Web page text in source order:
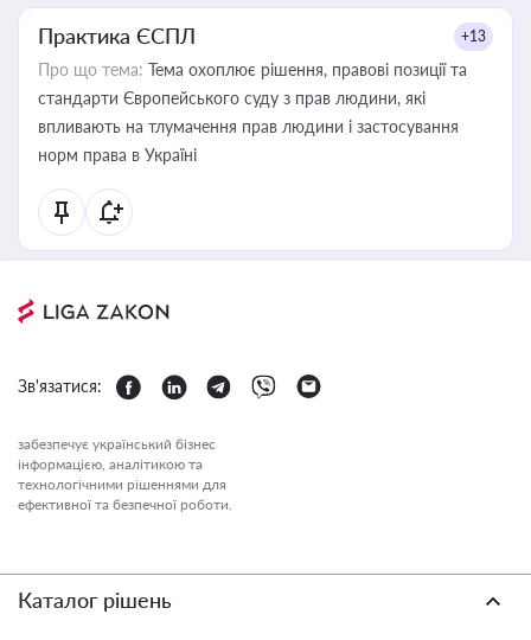
Практика ЄСПЛ +13
Про що тема: Тема охоплює рішення, правові позиції та
стандарти Європейського суду з прав людини, які
впливають на тлумачення прав людини і застосування
норм права в Україні
Зв'язатися:
забезпечує український бізнес
інформацією, аналітикою та
технологічними рішеннями для
ефективної та безпечної роботи.
Каталог рішень